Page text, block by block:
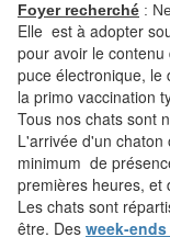
Foyer recherché :
Elle est à adopter
pour avoir le
puce électronique, le
la primo vaccination
Tous nos chats sont
L'arrivée d'un
minimum de
premières heures, et
Les chats sont
être. Des week-